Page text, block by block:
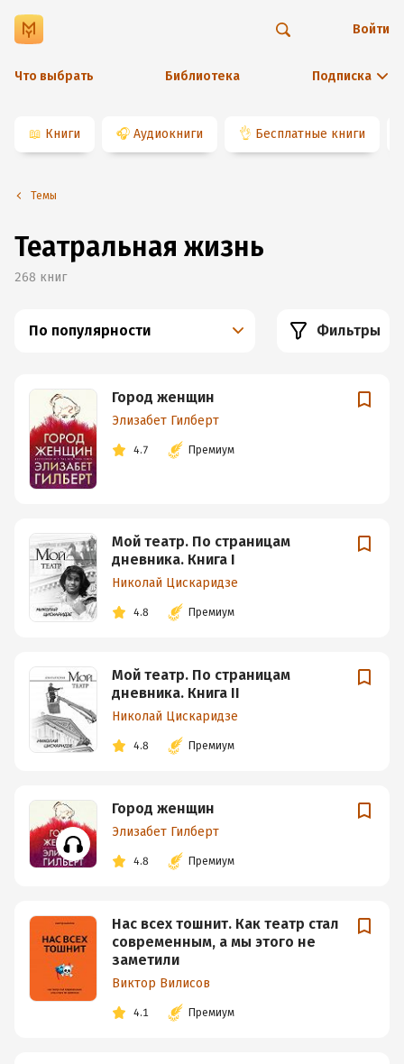
Что выбрать Библиотека Подписка
Войти
📖 Книги 🎧 Аудиокниги 👌 Бесплатные книги
Темы
Театральная жизнь
268 книг
По популярности Фильтры
Город женщин
Элизабет Гилберт
4.7 Премиум
Мой театр. По страницам
дневника. Книга I
Николай Цискаридзе
4.8 Премиум
Мой театр. По страницам
дневника. Книга II
Николай Цискаридзе
4.8 Премиум
Город женщин
Элизабет Гилберт
4.8 Премиум
Нас всех тошнит. Как театр стал
современным, а мы этого не
заметили
Виктор Вилисов
4.1 Премиум